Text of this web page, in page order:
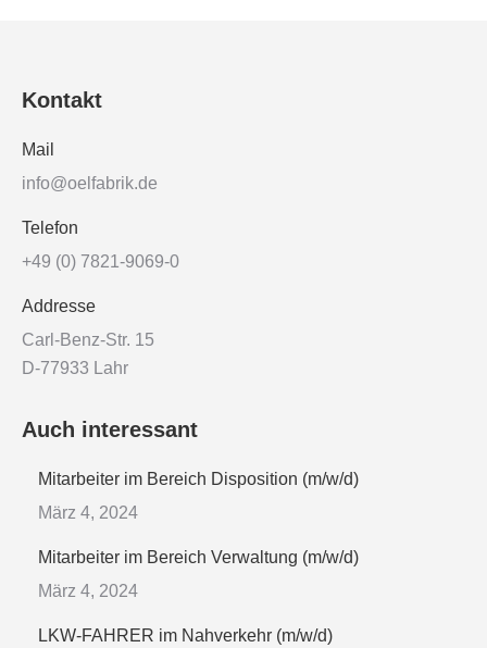
Kontakt
Mail
info@oelfabrik.de
Telefon
+49 (0) 7821-9069-0
Addresse
Carl-Benz-Str. 15
D-77933 Lahr
Auch interessant
Mitarbeiter im Bereich Disposition (m/w/d)
März 4, 2024
Mitarbeiter im Bereich Verwaltung (m/w/d)
März 4, 2024
LKW-FAHRER im Nahverkehr (m/w/d)